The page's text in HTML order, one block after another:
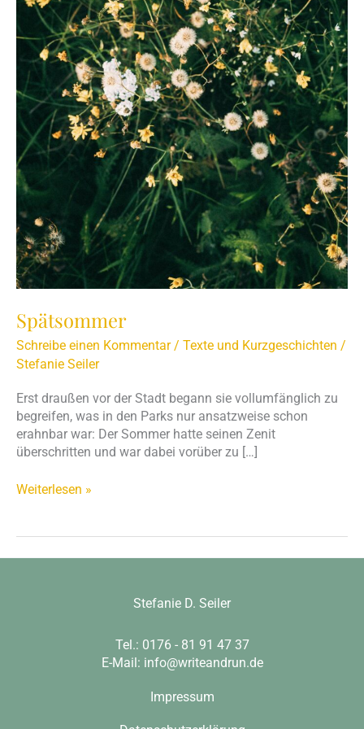
Spätsommer
Schreibe einen Kommentar / Texte und Kurzgeschichten /
Stefanie Seiler
Erst draußen vor der Stadt begann sie vollumfänglich zu
begreifen, was in den Parks nur ansatzweise schon
erahnbar war: Der Sommer hatte seinen Zenit
überschritten und war dabei vorüber zu […]
Weiterlesen »
Stefanie D. Seiler
Tel.: 0176 - 81 91 47 37
E-Mail: info@writeandrun.de
Impressum